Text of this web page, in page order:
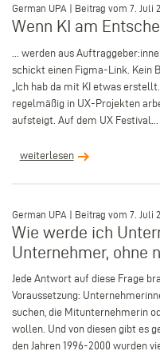
German UPA | Beitrag vom 7. Juli
Wenn KI am
... werden aus
schickt einen Figma-Link. Kein
„Ich hab da mit KI etwas
regelmäßig in UX-Projekten
aufsteigt. Auf dem UX Festival...
weiterlesen
German UPA | Beitrag vom 7. Juli
Wie werde ich
Unternehmer, ohne
Jede Antwort auf diese Frage
Voraussetzung:
suchen, die Mitunternehmerin
wollen. Und von diesen gibt es
den Jahren 1996-2000 wurden